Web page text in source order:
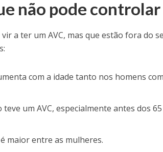
não pode controlar
a ter um AVC, mas que estão fora do
com a idade tanto nos homens
um AVC, especialmente antes dos 65
maior entre as mulheres.